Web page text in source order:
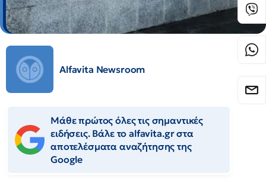
Alfavita Newsroom
Μάθε πρώτος όλες τις σημαντικές
ειδήσεις. Βάλε το alfavita.gr στα
αποτελέσματα αναζήτησης της
Google